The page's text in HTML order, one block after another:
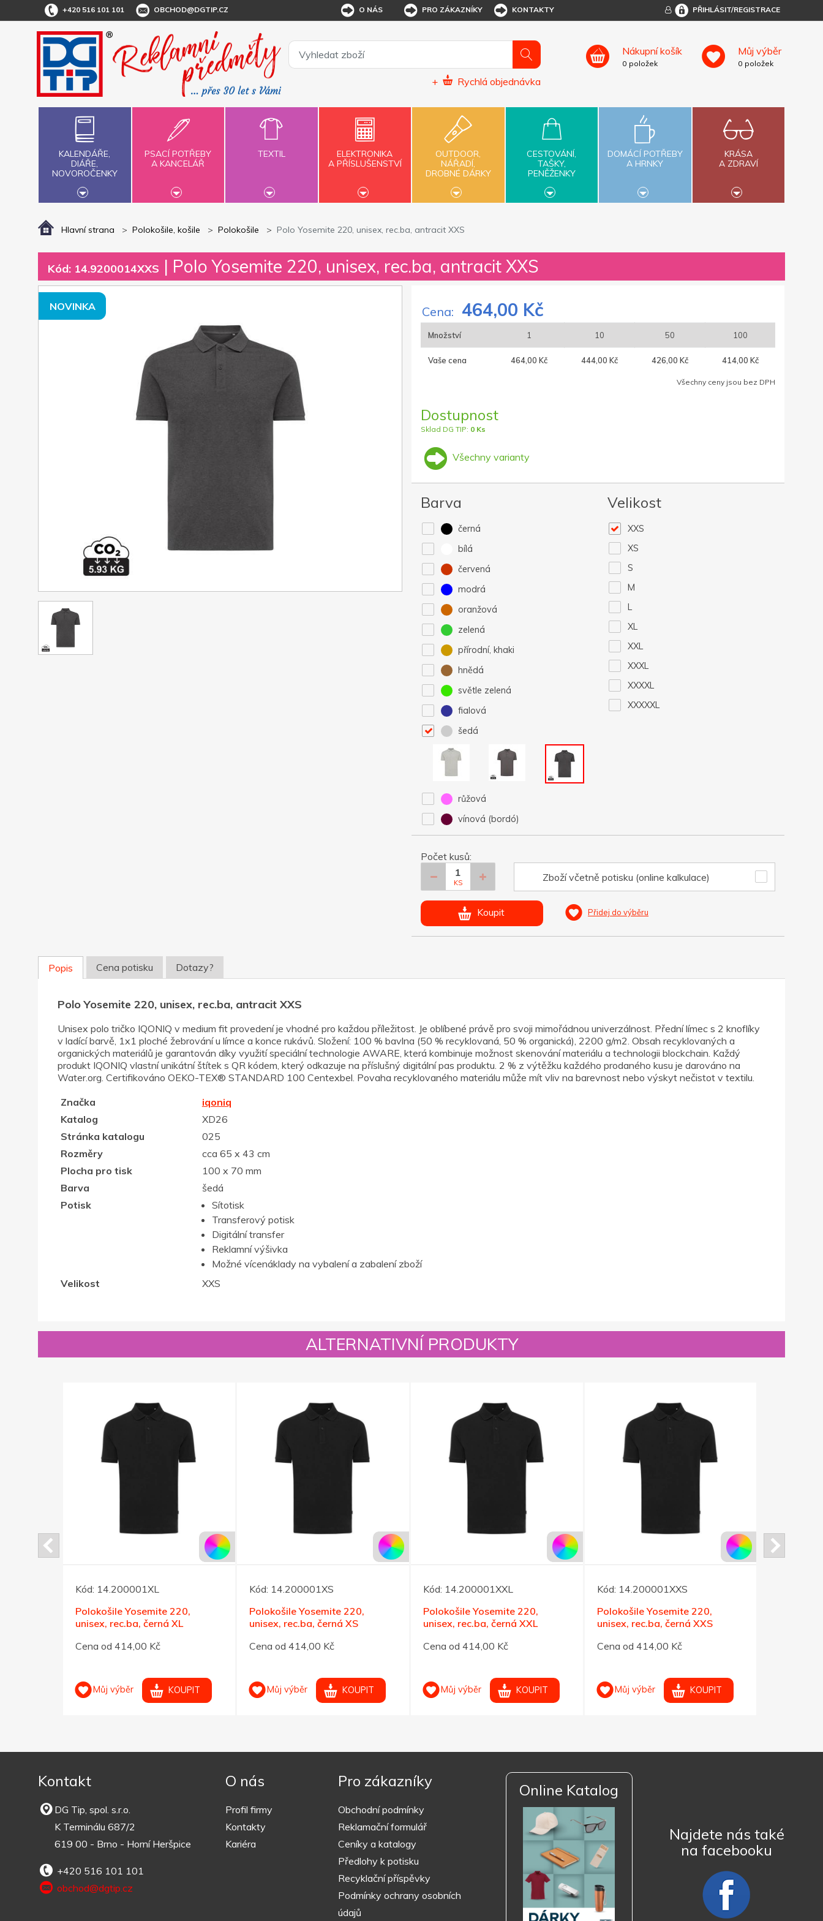
+420 516 101 101 OBCHOD@DGTIP.CZ O NÁS PRO ZÁKAZNÍKY KONTAKTY PŘIHLÁSIT/REGISTRACE
+ Rychlá objednávka
Nákupní košík
0 položek
Můj výběr
0 položek
KALENDÁŘE,
DIÁŘE,
NOVOROČENKY
PSACÍ POTŘEBY
A KANCELÁŘ
TEXTIL
ELEKTRONIKA
A PŘÍSLUŠENSTVÍ
OUTDOOR,
NÁŘADÍ,
DROBNÉ DÁRKY
CESTOVÁNÍ,
TAŠKY,
PENĚŽENKY
DOMÁCÍ POTŘEBY
A HRNKY
KRÁSA
A ZDRAVÍ
Hlavní strana Polokošile, košile Polokošile Polo Yosemite 220, unisex, rec.ba, antracit XXS
Kód: 14.9200014XXS | Polo Yosemite 220, unisex, rec.ba, antracit XXS
NOVINKA Cena: 464,00 Kč
Množství 1 10 50 100
Vaše cena 464,00 Kč 444,00 Kč 426,00 Kč 414,00 Kč
Všechny ceny jsou bez DPH
Dostupnost
Sklad DG TIP: 0 Ks
Všechny varianty
Barva
černá
bílá
červená
modrá
oranžová
zelená
přírodní, khaki
hnědá
světle zelená
fialová
šedá
růžová
vínová (bordó)
Velikost
XXS
XS
S
M
L
XL
XXL
XXXL
XXXXL
XXXXXL
Počet kusů:
KS Zboží včetně potisku (online kalkulace)
Koupit Přidej do výběru
Popis Cena potisku Dotazy?
Polo Yosemite 220, unisex, rec.ba, antracit XXS
Unisex polo tričko IQONIQ v medium fit provedení je vhodné pro každou příležitost. Je oblíbené právě pro svoji mimořádnou univerzálnost. Přední límec s 2 knoflíky
v ladící barvě, 1x1 ploché žebrování u límce a konce rukávů. Složení: 100 % bavlna (50 % recyklovaná, 50 % organická), 2200 g/m2. Obsah recyklovaných a
organických materiálů je garantován díky využití speciální technologie AWARE, která kombinuje možnost skenování materiálu a technologii blockchain. Každý
produkt IQONIQ vlastní unikátní štítek s QR kódem, který odkazuje na příslušný digitální pas produktu. 2 % z výtěžku každého prodaného kusu je darováno na
Water.org. Certifikováno OEKO-TEX® STANDARD 100 Centexbel. Povaha recyklovaného materiálu může mít vliv na barevnost nebo výskyt nečistot v textilu.
Značka
iqoniq
Katalog
XD26
Stránka katalogu
025
Rozměry
cca 65 x 43 cm
Plocha pro tisk
100 x 70 mm
Barva
šedá
Potisk
Sítotisk
Transferový potisk
Digitální transfer
Reklamní výšivka
Možné vícenáklady na vybalení a zabalení zboží
Velikost
XXS
ALTERNATIVNÍ PRODUKTY
Kód: 14.200001XL
Polokošile Yosemite 220,
unisex, rec.ba, černá XL
Cena od 414,00 Kč
Můj výběr KOUPIT
Kód: 14.200001XS
Polokošile Yosemite 220,
unisex, rec.ba, černá XS
Cena od 414,00 Kč
Můj výběr KOUPIT
Kód: 14.200001XXL
Polokošile Yosemite 220,
unisex, rec.ba, černá XXL
Cena od 414,00 Kč
Můj výběr KOUPIT
Kód: 14.200001XXS
Polokošile Yosemite 220,
unisex, rec.ba, černá XXS
Cena od 414,00 Kč
Můj výběr KOUPIT
Kontakt
DG Tip, spol. s.r.o.
K Terminálu 687/2
619 00 - Brno - Horní Heršpice
+420 516 101 101
obchod@dgtip.cz
O nás
Profil firmy
Kontakty
Kariéra
Pro zákazníky
Obchodní podmínky
Reklamační formulář
Ceníky a katalogy
Předlohy k potisku
Recyklační příspěvky
Podmínky ochrany osobních
údajů
Online Katalog
Najdete nás také
na facebooku